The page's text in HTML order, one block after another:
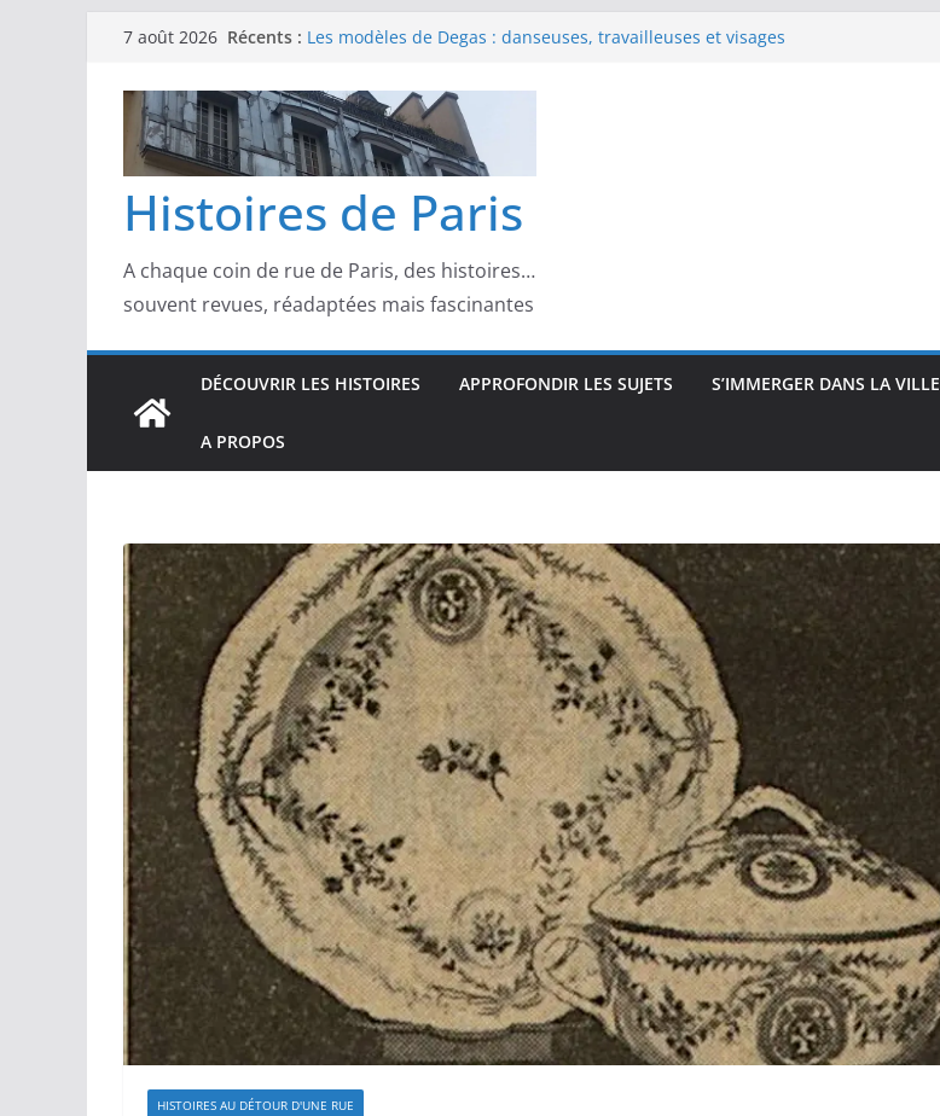
Passer
contenu
7 août 2026 Récents : Les modèles de Degas : danseuses, travailleuses et visages
scandale
Les modèles de Claude Monet : visages et présences
derrière l’impressionnisme
Les modèles de Toulouse-Lautrec : visages, corps et
confidences de la Belle Époque
Les modèles de Pierre‑Auguste Renoir : visages, corps et
Histoires de Paris
A chaque coin de rue de Paris, des histoires…
souvent revues, réadaptées mais fascinantes
DÉCOUVRIR LES HISTOIRES APPROFONDIR LES SUJETS S’IMMERGER DANS LA VILLE
A PROPOS
HISTOIRES AU DÉTOUR D'UNE RUE